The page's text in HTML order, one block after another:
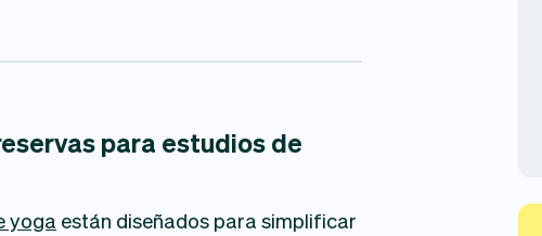
para estudios de
yoga están diseñados para simplificar